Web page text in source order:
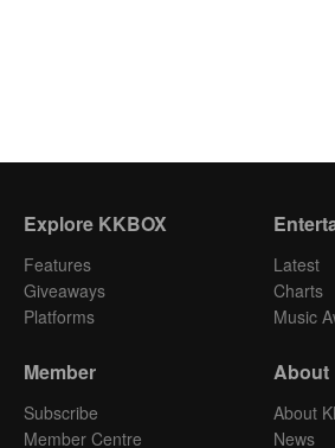
Explore KKBOX
Features
Giveaways
Platforms
Latest
Charts
Music
Member
Subscribe
Member Centre
About
About
News